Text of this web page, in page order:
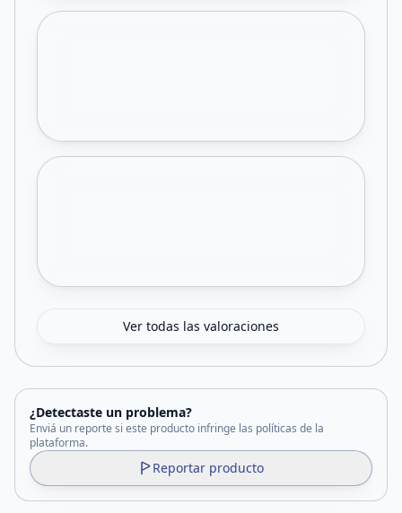
Ver todas las valoraciones
¿Detectaste un problema?
Enviá un reporte si este producto infringe las políticas de la
plataforma.
Reportar producto